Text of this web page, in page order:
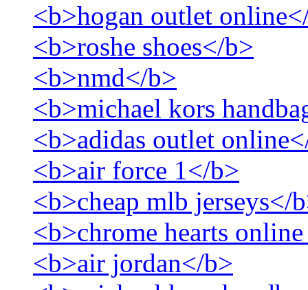
<b>hogan outlet
<b>roshe shoes</b>
<b>nmd</b>
<b>michael kors
<b>adidas outlet
<b>air force 1</b>
<b>cheap mlb jerseys</
<b>chrome hearts
<b>air jordan</b>